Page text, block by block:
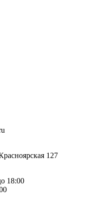
127
18:00